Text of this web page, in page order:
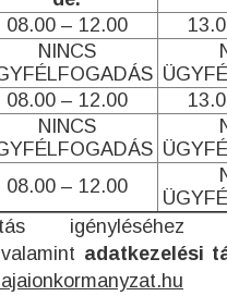
08.00 – 12.00
NINCS
08.00 – 12.00
NINCS
08.00 – 12.00
igényléséhez
adatkezelési